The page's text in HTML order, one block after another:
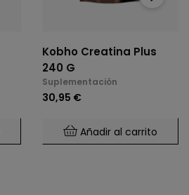
Kobho Creatina Plus
240 G
Suplementación
30,95 €
Añadir al carrito